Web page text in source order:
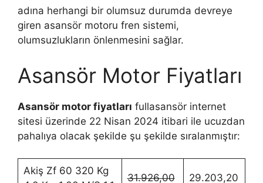
adına herhangi bir olumsuz durumda devreye
giren asansör motoru fren sistemi,
olumsuzlukların önlenmesini sağlar.
Asansör Motor Fiyatları
Asansör motor fiyatları fullasansör internet
sitesi üzerinde 22 Nisan 2024 itibari ile ucuzdan
pahalıya olacak şekilde şu şekilde sıralanmıştır:
Akiş Zf 60 320 Kg
31.926,00
29.203,20